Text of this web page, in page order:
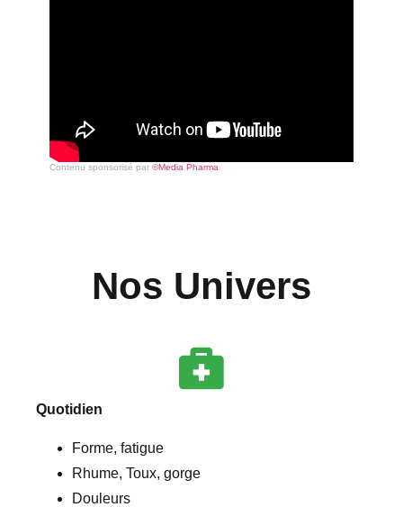
Contenu sponsorisé par ©Media Pharma
Nos Univers
Quotidien
Forme, fatigue
Rhume, Toux, gorge
Douleurs